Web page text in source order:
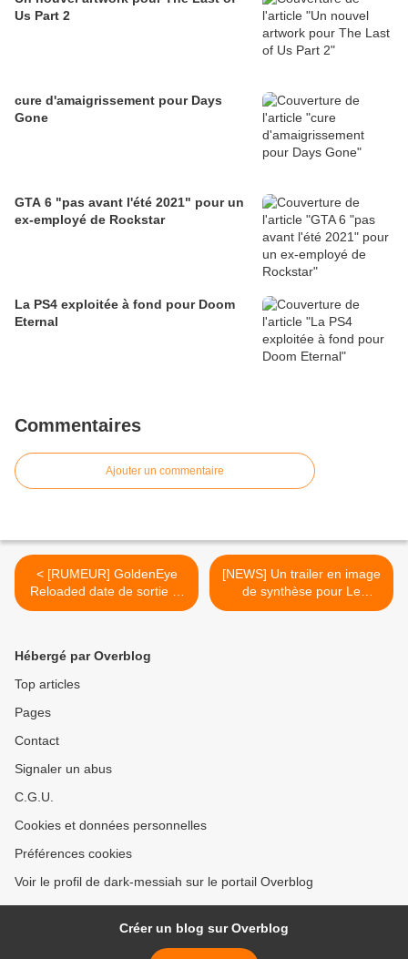
Us Part 2
cure d'amaigrissement pour Days
Gone
GTA 6 "pas avant l'été 2021" pour un
ex-employé de Rockstar
La PS4 exploitée à fond pour Doom
Eternal
Commentaires
Ajouter un commentaire
< [RUMEUR] GoldenEye
Reloaded date de sortie et
premières images / Edit :
[NEWS] Un trailer en image
de synthèse pour Le
Seigneur des Anneaux : La
Hébergé par Overblog
Top articles
Pages
Contact
Signaler un abus
C.G.U.
Cookies et données personnelles
Préférences cookies
Voir le profil de dark-messiah sur le portail Overblog
Créer un blog sur Overblog